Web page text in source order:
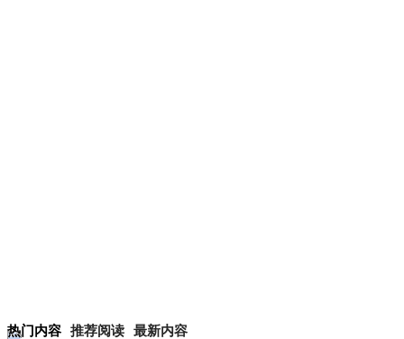
热门内容 推荐阅读 最新内容